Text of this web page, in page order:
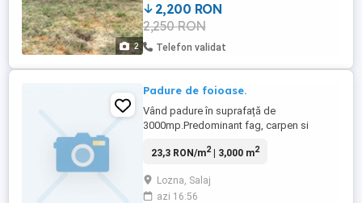
2
2,200 RON
2,250 RON
Telefon validat
Padure de foioase.
Vând padure în suprafață de
3000mp.Predominant fag, carpen si
negociabil, dar nu prin telefon! ATENTIE
23,3 RON/m2| 3,000 m2
Lozna, Salaj
azi 16:56